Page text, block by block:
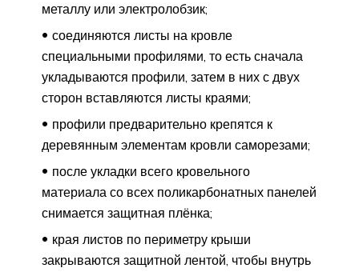
металлу или электролобзик;
соединяются листы на кровле
специальными профилями, то есть сначала
укладываются профили, затем в них с двух
сторон вставляются листы краями;
профили предварительно крепятся к
деревянным элементам кровли саморезами;
после укладки всего кровельного
материала со всех поликарбонатных панелей
снимается защитная плёнка;
края листов по периметру крыши
закрываются защитной лентой, чтобы внутрь